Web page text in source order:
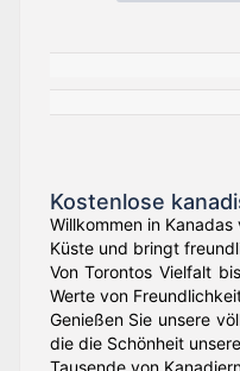
Kostenlose
Willkommen in
Küste und bringt
Von Torontos Vielfalt
Werte von
Genießen Sie unsere
die die Schönheit